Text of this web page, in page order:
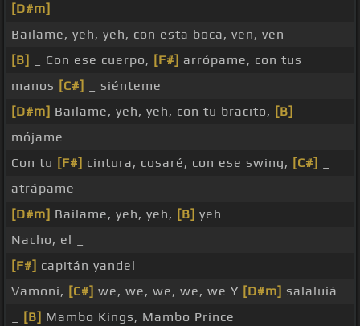
[D#m]
Bailame, yeh, yeh, con esta boca, ven, ven
[B]
_ Con ese cuerpo, [F#] arrópame, con tus
manos [C#]
_ siénteme
[D#m] Bailame, yeh, yeh, con tu bracito, [B]
mójame
Con tu [F#] cintura, cosaré, con ese swing, [C#]
atrápame
[D#m] Bailame, yeh, yeh, [B] yeh
Nacho, el _
[F#] capitán yandel
Vamoni, [C#] we, we, we, we, we Y [D#m] salaluiá
[B] Mambo Kings, Mambo Prince